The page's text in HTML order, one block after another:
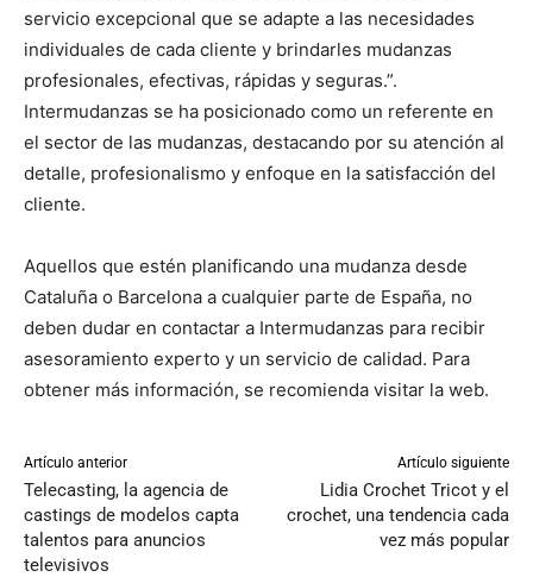
servicio excepcional que se adapte a las necesidades
individuales de cada cliente y brindarles mudanzas
profesionales, efectivas, rápidas y seguras.”.
Intermudanzas se ha posicionado como un referente en
el sector de las mudanzas, destacando por su atención al
detalle, profesionalismo y enfoque en la satisfacción del
cliente.
Aquellos que estén planificando una mudanza desde
Cataluña o Barcelona a cualquier parte de España, no
deben dudar en contactar a Intermudanzas para recibir
asesoramiento experto y un servicio de calidad. Para
obtener más información, se recomienda visitar la web.
Artículo anterior
Telecasting, la agencia de
castings de modelos capta
talentos para anuncios
televisivos
Artículo siguiente
Lidia Crochet Tricot y el
crochet, una tendencia cada
vez más popular